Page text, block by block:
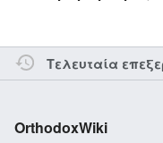
Τελευταία
OrthodoxWiki